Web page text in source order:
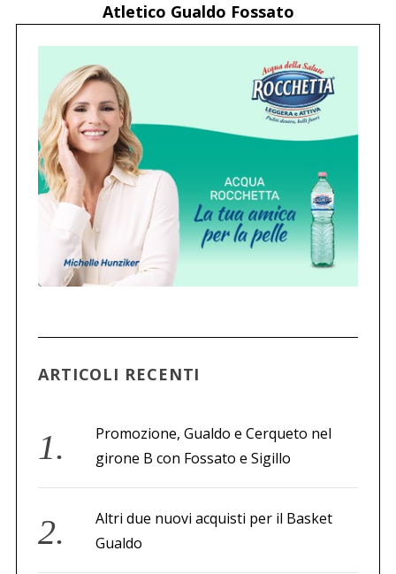
Atletico Gualdo Fossato
ARTICOLI RECENTI
Promozione, Gualdo e Cerqueto nel
girone B con Fossato e Sigillo
Altri due nuovi acquisti per il Basket
Gualdo